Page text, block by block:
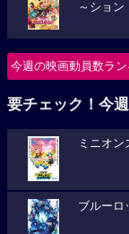
～ション
今週の映画動員数ラ
要チェック！今
ミニオン
ブルーロ